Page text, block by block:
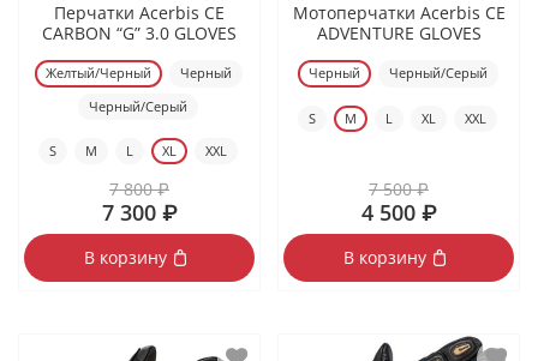
Перчатки Acerbis CE
CARBON “G” 3.0 GLOVES
Желтый/Черный
Черный
Черный/Серый
S M L XL XXL
7 800 ₽
7 300 ₽
В корзину
Мотоперчатки Acerbis CE
ADVENTURE GLOVES
Черный Черный/Серый
S M L XL XXL
7 500 ₽
4 500 ₽
В корзину